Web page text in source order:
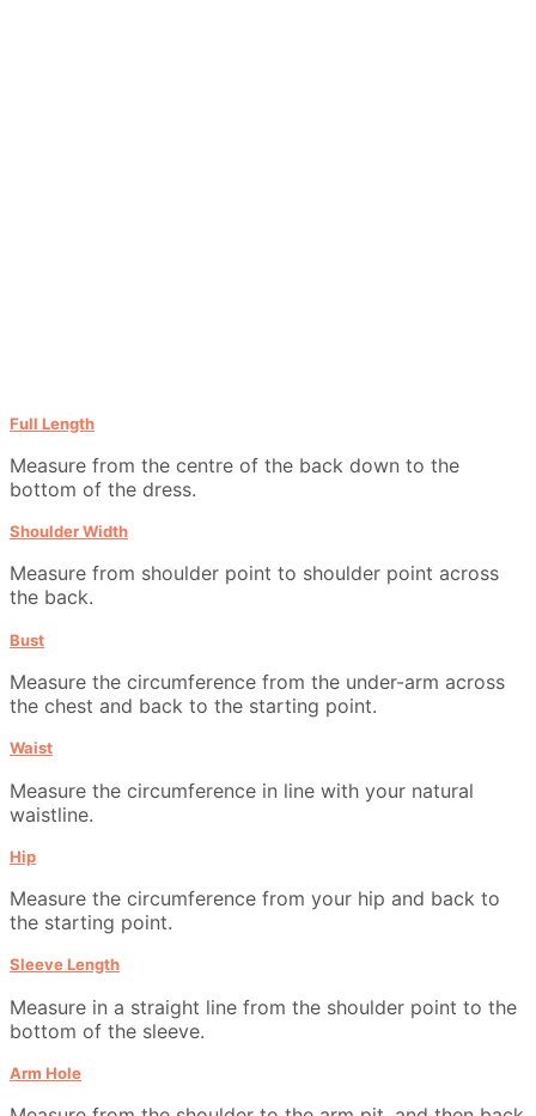
Full Length
Measure from the centre of the back down to the
bottom of the dress.
Shoulder Width
Measure from shoulder point to shoulder point across
the back.
Bust
Measure the circumference from the under-arm across
the chest and back to the starting point.
Waist
Measure the circumference in line with your natural
waistline.
Hip
Measure the circumference from your hip and back to
the starting point.
Sleeve Length
Measure in a straight line from the shoulder point to the
bottom of the sleeve.
Arm Hole